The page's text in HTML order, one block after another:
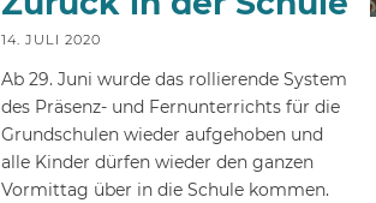
14. JULI 2020
Ab 29. Juni wurde das rollierende System
des Präsenz- und Fernunterrichts für die
Grundschulen wieder aufgehoben und
alle Kinder dürfen wieder den ganzen
Vormittag über in die Schule kommen.